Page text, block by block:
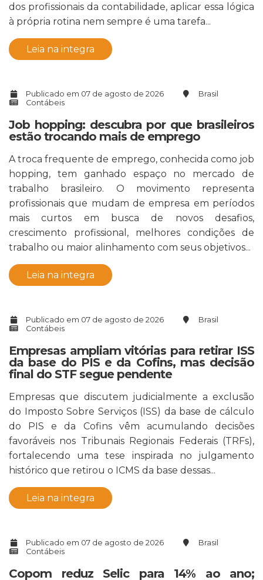
dos profissionais da contabilidade, aplicar essa lógica
à própria rotina nem sempre é uma tarefa...
Leia na integra
Publicado em 07 de agosto de 2026
Brasil
Contábeis
Job hopping: descubra por que brasileiros
estão trocando mais de emprego
A troca frequente de emprego, conhecida como job
hopping, tem ganhado espaço no mercado de
trabalho brasileiro. O movimento representa
profissionais que mudam de empresa em períodos
mais curtos em busca de novos desafios,
crescimento profissional, melhores condições de
trabalho ou maior alinhamento com seus objetivos...
Leia na integra
Publicado em 07 de agosto de 2026
Brasil
Contábeis
Empresas ampliam vitórias para retirar ISS
da base do PIS e da Cofins, mas decisão
final do STF segue pendente
Empresas que discutem judicialmente a exclusão
do Imposto Sobre Serviços (ISS) da base de cálculo
do PIS e da Cofins vêm acumulando decisões
favoráveis nos Tribunais Regionais Federais (TRFs),
fortalecendo uma tese inspirada no julgamento
histórico que retirou o ICMS da base dessas...
Leia na integra
Publicado em 07 de agosto de 2026
Brasil
Contábeis
Copom reduz Selic para 14% ao ano;